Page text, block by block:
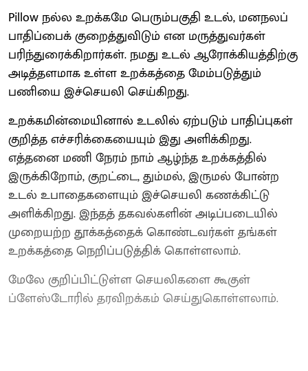
Pillow நல்ல உறக்கமே பெரும்பகுதி உடல், மனநலப்
பாதிப்பைக் குறைத்துவிடும் என மருத்துவர்கள்
பரிந்துரைக்கிறார்கள். நமது உடல் ஆரோக்கியத்திற்கு
அடித்தளமாக உள்ள உறக்கத்தை மேம்படுத்தும்
பணியை இச்செயலி செய்கிறது.
உறக்கமின்மையினால் உடலில் ஏற்படும் பாதிப்புகள்
குறித்த எச்சரிக்கையையும் இது அளிக்கிறது.
எத்தனை மணி நேரம் நாம் ஆழ்ந்த உறக்கத்தில்
இருக்கிறோம், குறட்டை, தும்மல், இருமல் போன்ற
உடல் உபாதைகளையும் இச்செயலி கணக்கிட்டு
அளிக்கிறது. இந்தத் தகவல்களின் அடிப்படையில்
முறையற்ற தூக்கத்தைக் கொண்டவர்கள் தங்கள்
உறக்கத்தை நெறிப்படுத்திக் கொள்ளலாம்.
மேலே குறிப்பிட்டுள்ள செயலிகளை கூகுள்
ப்ளேஸ்டோரில் தரவிறக்கம் செய்துகொள்ளலாம்.